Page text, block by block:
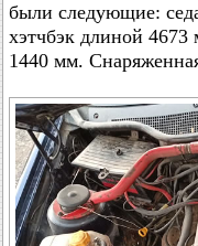
были следующие:
хэтчбэк длиной
1440 мм.